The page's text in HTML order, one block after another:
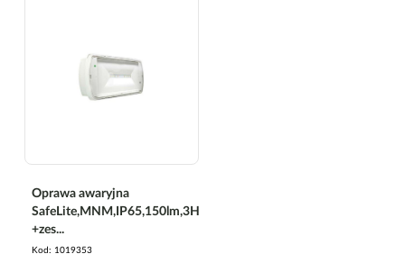
Oprawa awaryjna
SafeLite,MNM,IP65,150lm,3H
+zes...
Kod 1019353